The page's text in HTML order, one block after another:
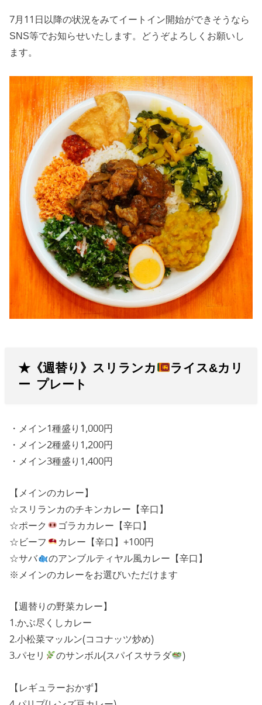
7月11日以降の状況をみてイートイン開始ができそうなら
SNS等でお知らせいたします。どうぞよろしくお願いし
ます。
★《週替り》スリランカ
ライス&カリ
ー プレート
・メイン1種盛り1,000円
・メイン2種盛り1,200円
・メイン3種盛り1,400円
【メインのカレー】
☆スリランカのチキンカレー【辛口】
☆ポーク
ゴラカカレー【辛口】
☆ビーフ
カレー【辛口】+100円
☆サバ
のアンブルティヤル風カレー【辛口】
※メインのカレーをお選びいただけます
【週替りの野菜カレー】
1.かぶ尽くしカレー
2.小松菜マッルン(ココナッツ炒め)
3.パセリ
のサンボル(スパイスサラダ )
【レギュラーおかず】